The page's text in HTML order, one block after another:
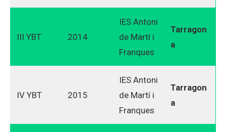
III YBT 2014
IES Antoni
de Martí i
Franques
Tarragon
a
IV YBT 2015
IES Antoni
de Martí i
Franques
Tarragon
a